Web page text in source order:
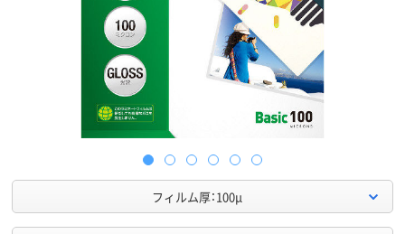
フィルム厚：100μ